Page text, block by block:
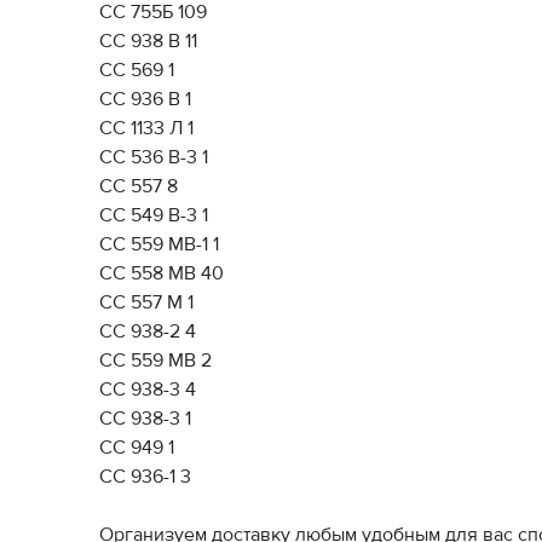
CC 755Б 109
СС 938 В 11
СС 569 1
СС 936 В 1
СС 1133 Л 1
СС 536 В-3 1
СС 557 8
СС 549 В-3 1
СС 559 МВ-1 1
СС 558 МВ 40
СС 557 М 1
СС 938-2 4
СС 559 МВ 2
СС 938-3 4
СС 938-3 1
СС 949 1
СС 936-1 3
Организуем доставку любым удобным для вас